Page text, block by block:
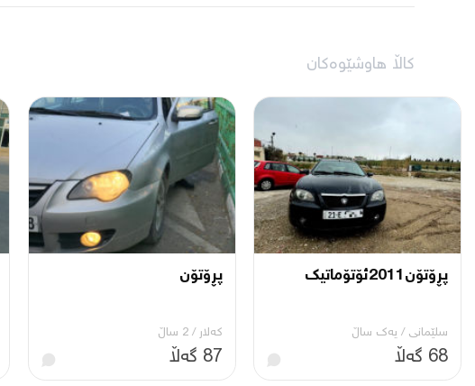
کاڵا هاوشێوەکان
پڕۆتۆن2011ئۆتۆماتیك
سلێمانی / یه‌ك ساڵ
68 گەڵا
پڕۆتۆن
کەلار / 2 ساڵ
87 گەڵا